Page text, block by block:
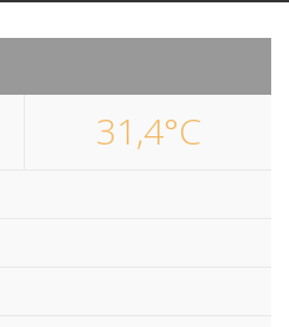
31,4°C